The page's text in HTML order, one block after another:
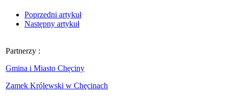
Poprzedni artykuł
Następny artykuł
Partnerzy :
Gmina i Miasto Chęciny
Zamek Królewski w Chęcinach